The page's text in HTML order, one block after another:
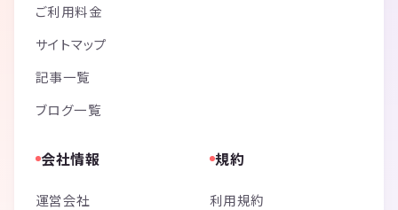
ご利用料金
サイトマップ
記事一覧
ブログ一覧
会社情報
運営会社
規約
利用規約